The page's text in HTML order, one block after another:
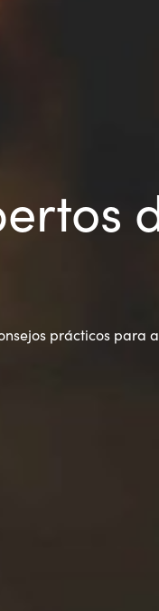
prácticos para